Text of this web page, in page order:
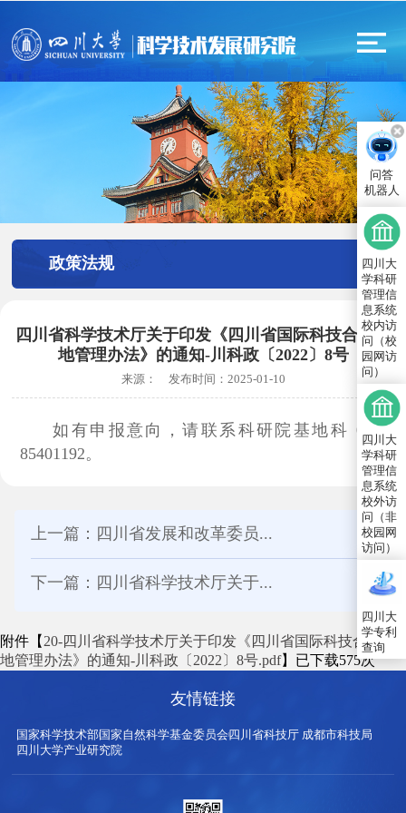
政策法规
四川省科学技术厅关于印发《四川省国际科技合作基
地管理办法》的通知-川科政〔2022〕8号
来源： 发布时间： 2025-01-10
如有申报意向，请联系科研院基地科 028-
85401192。
上一篇：四川省发展和改革委员...
下一篇：四川省科学技术厅关于...
附件【 20-四川省科学技术厅关于印发《四川省国际科技合作基
地管理办法》的通知-川科政〔2022〕8号.pdf】已下载575次
友情链接
国家科学技术部国家自然科学基金委员会四川省科技厅 成都市科技局
四川大学产业研究院
问答
机器人
四川大
学科研
管理信
息系统
校内访
问（校
园网访
问）
四川大
学科研
管理信
息系统
校外访
问（非
校园网
访问）
四川大
学专利
查询